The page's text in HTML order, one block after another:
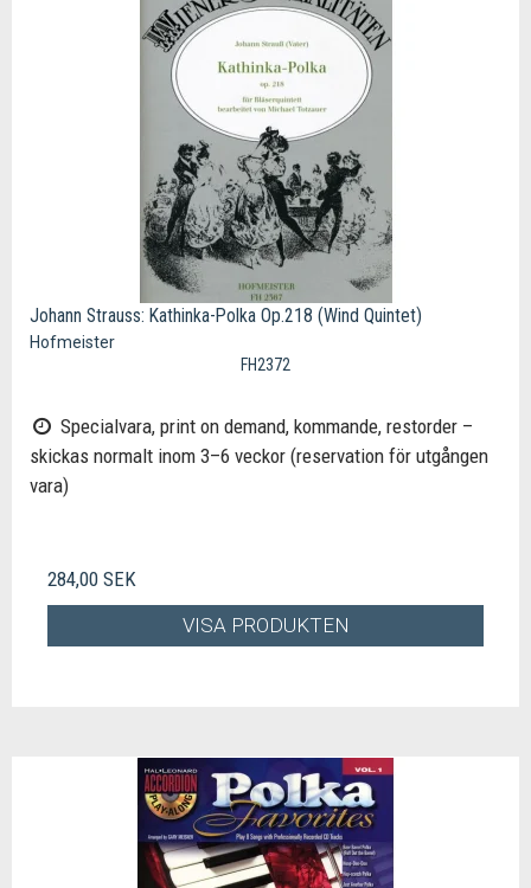
Johann Strauss: Kathinka-Polka Op.218 (Wind Quintet)
Hofmeister
FH2372
Specialvara, print on demand, kommande, restorder –
skickas normalt inom 3–6 veckor (reservation för utgången
vara)
284,00 SEK
VISA PRODUKTEN